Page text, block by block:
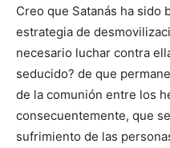
Creo que Satanás ha sido
estrategia de
necesario luchar contra
seducido? de que
de la comunión entre los
consecuentemente, que
sufrimiento de las